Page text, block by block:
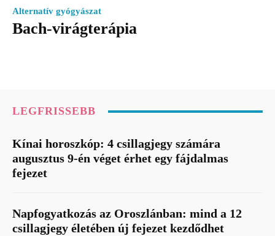
Alternatív gyógyászat
Bach-virágterápia
LEGFRISSEBB
Kínai horoszkóp: 4 csillagjegy számára
augusztus 9-én véget érhet egy fájdalmas
fejezet
Napfogyatkozás az Oroszlánban: mind a 12
csillagjegy életében új fejezet kezdődhet